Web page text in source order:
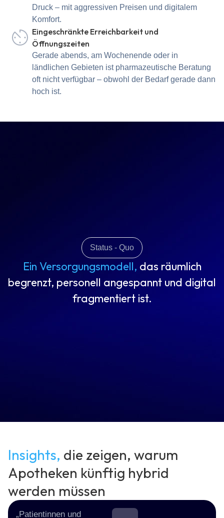
Druck – mit aggressiven Preisen und digitalem
Komfort.
Eingeschränkte Erreichbarkeit und
Öffnungszeiten
Gerade abends, am Wochenende oder in
ländlichen Gebieten ist pharmazeutische Beratung
oft nicht verfügbar – obwohl der Bedarf gerade dann
hoch ist.
Status - Quo
Ein Versorgungsmodell, das räumlich
begrenzt, personell angespannt und digital
fragmentiert ist.
Insights, die zeigen, warum
Apotheken künftig hybrid
werden müssen
„Patientinnen und